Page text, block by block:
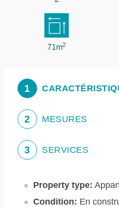
71m2
1
2 MESURES
3 SERVICES
Property type:
Condition: En